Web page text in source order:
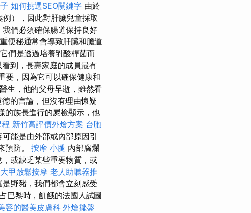
如何挑選SEO關鍵字 由於
），因此對肝臟兒童採取
我們必須確保腸道保持良好
便秘通常會導致肝臟和膽道
們是透過培養乳酸桿菌而
看到，長壽家庭的成員最有
要，因為它可以確保健康和
生，他的父母早逝，雖然看
的言論，但沒有理由懷疑
的族長進行的屍檢顯示，他
新竹高評價外燴方案 台胞
能是由外部或內部原因引
預防。 按摩 小腿 內部腐爛
或缺乏某些重要物質，或
大甲放鬆按摩 老人助聽器推
野豬，我們都會立刻感受
巴黎時，飢餓的法國人試圖
容的醫美皮膚科 外燴擺盤